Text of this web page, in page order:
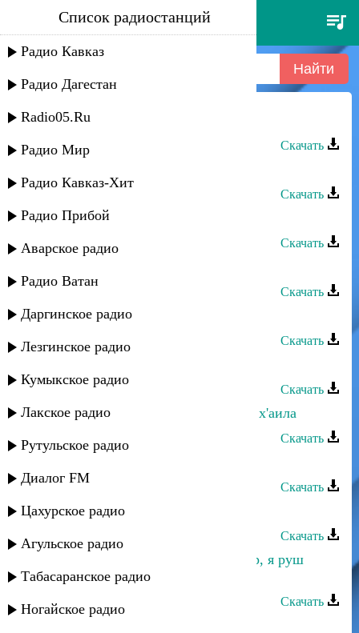
ризабала агабалаев - я -ле-ле
Список радиостанций
Радио Кавказ
Радио Дагестан
Radio05.Ru
Радио Мир
Радио Кавказ-Хит
Радио Прибой
Аварское радио
Радио Ватан
Даргинское радио
Лезгинское радио
Кумыкское радио
Лакское радио
Рутульское радио
Диалог FM
Цахурское радио
Агульское радио
Табасаранское радио
Ногайское радио
Ризабала Агабалаев - Трилоло
Скачать
Скачать
Ризабала Агабалаев - Назави
Скачать
Скачать
Ризабала Агабалаев - Я -ле-ле
Скачать
Скачать
Ризабала Агабалаев - Перестройка х'аила
Скачать
Скачать
Ризабала Агабалаев - Кефчибег
Скачать
Ризабала Агабалаев - Тариф мийир, я руш
жуван
Скачать